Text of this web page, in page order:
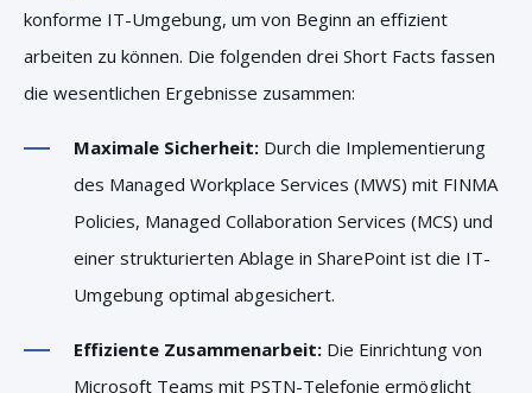
konforme IT-Umgebung, um von Beginn an effizient
arbeiten zu können. Die folgenden drei Short Facts fassen
die wesentlichen Ergebnisse zusammen:
Maximale Sicherheit: Durch die Implementierung
des Managed Workplace Services (MWS) mit FINMA
Policies, Managed Collaboration Services (MCS) und
einer strukturierten Ablage in SharePoint ist die IT-
Umgebung optimal abgesichert.
Effiziente Zusammenarbeit: Die Einrichtung von
Microsoft Teams mit PSTN-Telefonie ermöglicht